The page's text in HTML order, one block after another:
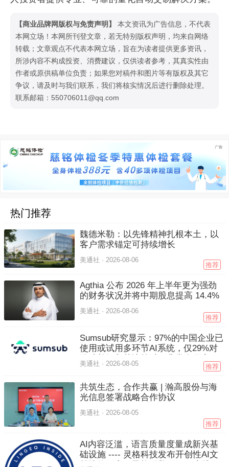
【商业品牌网版权与免责声明】
本文资讯为广告信息，不代表
本网立场！本网所刊登文章，若无特别版权声明，均来自网络
转载；文章观点不代表本网立场，旨在为读者提供更多资讯，
所涉内容不构成投资、消费建议，仅供读者参考，其真实性由
作者或原供稿单位负责；如果您对稿件和图片等有版权及其它
争议，请及时与我们联系，我们将核实情况后进行删除处理。
联系邮箱：550706011@qq.com
热门推荐
魏德米勒：以先锋精神扎根本土，以
客户需求锚定可持续增长
美通社 · 2026-08-06
推荐
Agthia 公布 2026 年上半年更为强劲
的财务状况并将中期股息提高 14.4%
美通社 ·2026-08-06
推荐
Sumsub研究显示：97%的中国企业已
使用或试用多环节AI系统，仅29%对
追踪并解释其决策过程非常有信心
美通社 ·2026-08-05 推荐
共筑生态，合作共赢 | 瀚高股份与海
光信息签署战略合作协议
美通社 ·2026-08-05
推荐
AI内容泛滥，语言质量度量成新兴基
础设施 ---- 灵格科技发布开创性AI文
献熵值研究，灵格引擎8月1日上线